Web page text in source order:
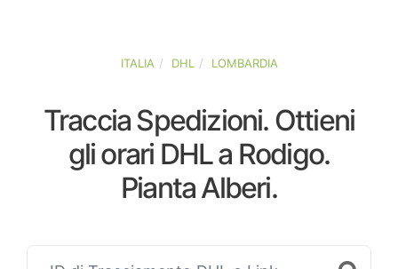
ITALIA DHL LOMBARDIA
Traccia Spedizioni. Ottieni
gli orari DHL a Rodigo.
Pianta Alberi.